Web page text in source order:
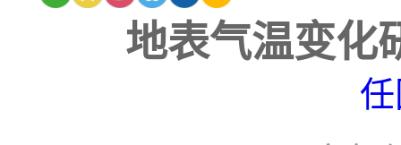
地表气温变化